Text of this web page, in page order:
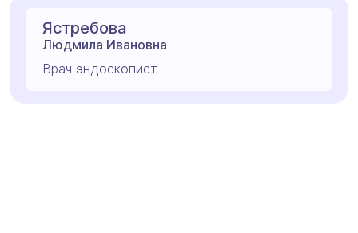
Ястребова
Людмила Ивановна
Врач эндоскопист